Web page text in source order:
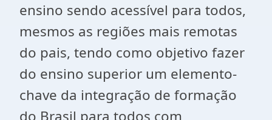
ensino sendo acessível para todos,
mesmos as regiões mais remotas
do pais, tendo como objetivo fazer
do ensino superior um elemento-
chave da integração de formação
do Brasil para todos com